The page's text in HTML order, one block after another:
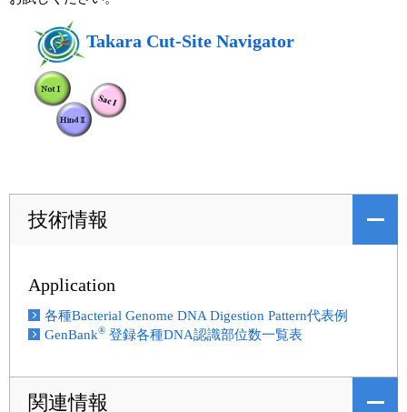
Takara Cut-Site Navigator
技術情報
Application
各種Bacterial Genome DNA Digestion Pattern代表例
GenBank® 登録各種DNA認識部位数一覧表
関連情報